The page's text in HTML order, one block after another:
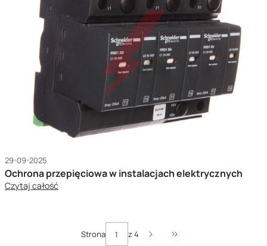
29-09-2025
Ochrona przepięciowa w instalacjach elektrycznych
Czytaj całość
Strona z 4
Przejdź do ostatniej